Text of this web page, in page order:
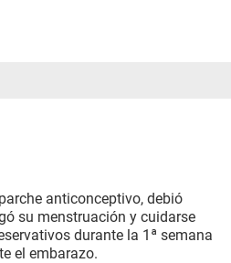
anticonceptivo, debió
su menstruación y cuidarse
durante la 1ª semana
el embarazo.